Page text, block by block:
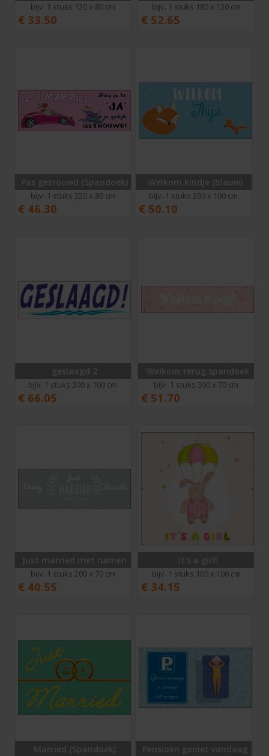
bijv. 1 stuks 120 x 80 cm
€ 33.50
bijv. 1 stuks 180 x 120 cm
€ 52.65
Pas getrouwd (Spandoek)
bijv. 1 stuks 220 x 80 cm
€ 46.30
Welkom kindje (blauw)
bijv. 1 stuks 200 x 100 cm
€ 50.10
geslaagd 2
bijv. 1 stuks 300 x 100 cm
€ 66.05
Welkom terug spandoek
bijv. 1 stuks 300 x 70 cm
€ 51.70
Just married met namen
bijv. 1 stuks 200 x 70 cm
€ 40.55
It's a girl!
bijv. 1 stuks 100 x 100 cm
€ 34.15
Married (Spandoek) Pensioen geniet vandaag